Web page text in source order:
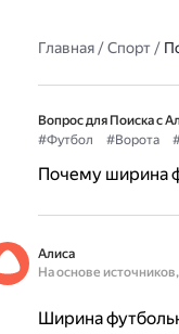
Главная/Спорт/
Вопрос для Поиска с
#Футбол
#Ворота
Почему ширина
Алиса
На основе
Ширина